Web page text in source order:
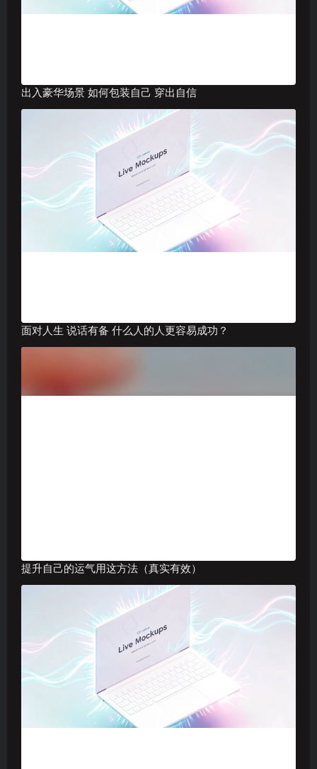
出入豪华场景 如何包装自己 穿出自信
面对人生 说话有备 什么人的人更容易成功？
提升自己的运气用这方法（真实有效）